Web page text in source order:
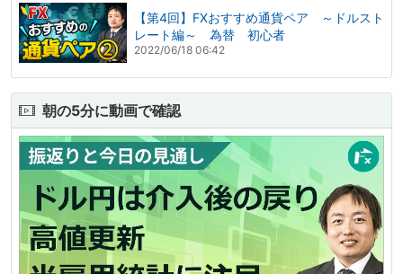
【第4回】FXおすすめ通貨ペア ～ドルスト
レート編～ 為替 初心者
2022/06/18 06:42
朝の5分に動画で確認